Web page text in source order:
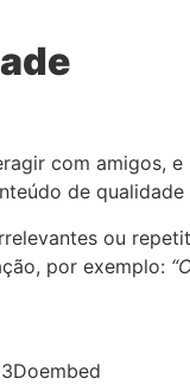
com amigos,
de qualidade
ou
por exemplo: